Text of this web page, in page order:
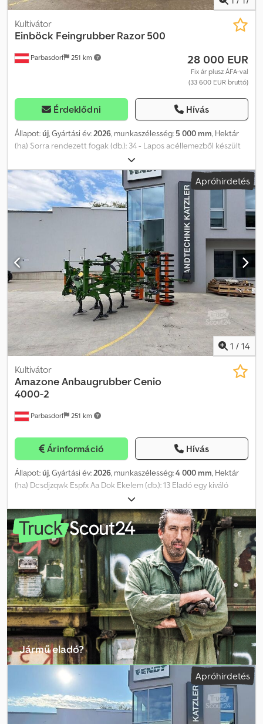
munkatermelékenység, pontos munkamélység és tökéletes
keverési hatás jellemzi ezt a gépet.
Parbasdorf 251 km
Kultivátor
Einböck Feingrubber Razor 500
28 000 EUR
Fix ár plusz ÁFA-val
(33 600 EUR bruttó)
Érdeklődni Hívás
Állapot:új, Gyártási év: 2026, munkaszélesség: 5 000 mm, Hektár
(ha) Sorra rendezett fogak (db.): 34 - Lapos acéllemezből készült
henger Dsdpfxjzqwmaj Aa Dock - Hercules-fogak megerősítő
rugóval - Keményfém, libláb formájú eke, 220 mm - Első kerekek -
Háromsoros, hátul futó boronás - Hidraulikus állítás a hátul futó
boronás szögéhez - Hidraulikus állítás a hátul futó boronás
párhuzamos összekötőjéhez - Oldalsó kaparóelemek, bal és jobb
oldalon - LED-világítás és figyelmeztető tábla
Apróhirdetés
1 / 14
Parbasdorf 251 km
Kultivátor
AmazoneAnbaugrubber Cenio
4000-2
Árinformáció Hívás
Állapot:új, Gyártási év:2026, munkaszélesség:4 000 mm, Hektár
(ha) Dcsdjzqwk Espfx Aa Dok Ekelem (db.): 13 Eladó egy kiváló
minőségű Amazone Cenio 4000-2, háromsoros, függesztett
talajművelő gép, 4,0 m munkaszélességgel. A gép ideális a sekély
és közepes mélységű talajműveléshez, valamint a
tarlófeldolgozáshoz. - Munkaszélesség: 4,00 m - Teljesen
hidraulikus munkamélység-állítás - C-Mix Special ekelem - Kettős
tárcsa a talaj egyengetéséhez - Automatikus munkamélység-
állítás „LevelControl” - LED-es hátsó világítás közúti használathoz -
Rugógyűrűs henger FW 2000-580 - Alsó rúdcsap, Kat. 3 -
Tartalmazza a C-Mix-3 ekehegyeket, szárnyakat és
terelőlemezeket
Jármű eladó?
Létrehozás hirdetés Apróhirdetés